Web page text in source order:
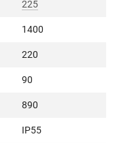
225
1400
220
90
890
IP55